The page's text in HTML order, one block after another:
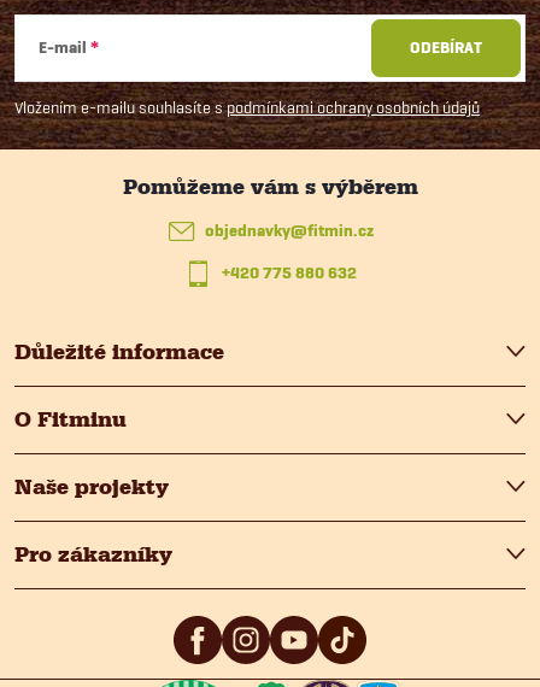
c
í
p
y
v
ý
p
i
s
á
p
E-mail
Vložením e-mailu souhlasíte spodmínkami ochrany osobních údajů
ODEBÍRAT
Důležité informace
O Fitminu
Naše projekty
Pro zákazníky
objednavky@fitmin.cz
+420 775 880 632